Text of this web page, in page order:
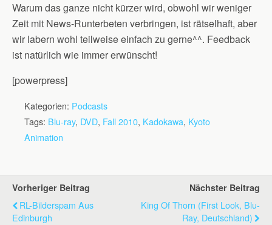
Warum das ganze nicht kürzer wird, obwohl wir weniger
Zeit mit News-Runterbeten verbringen, ist rätselhaft, aber
wir labern wohl teilweise einfach zu gerne^^. Feedback
ist natürlich wie immer erwünscht!
[powerpress]
Kategorien: Podcasts
Tags: Blu-ray, DVD, Fall 2010, Kadokawa, Kyoto
Animation
Vorheriger Beitrag
RL-Bilderspam Aus
Edinburgh
Nächster Beitrag
King Of Thorn (First Look, Blu-
Ray, Deutschland)